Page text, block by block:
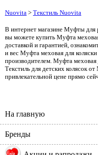
Nuovita > Текстиль Nuovita
В интернет магазине Муфты для
вы можете купить Муфта
доставкой и гарантией,
и вес Муфта меховая для
производителем. Муфта меховая
Текстиль для детских колясок
привлекательной цене прямо
На главную
Бренды